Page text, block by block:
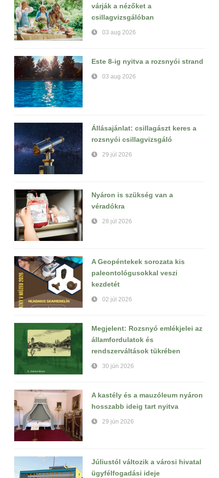
várják a nézőket a
csillagvizsgálóban
03 aug 2026
Este 8-ig nyitva a rozsnyói strand
03 aug 2026
Állásajánlat: csillagászt keres a
rozsnyói csillagvizsgáló
29 júl 2026
Nyáron is szükség van a
véradókra
28 júl 2026
A Geopéntekek sorozata kis
paleontológusokkal veszi
kezdetét
02 júl 2026
Megjelent: Rozsnyó emlékjelei az
államfordulatok és
rendszerváltások tükrében
30 jún 2026
A kastély és a mauzóleum nyáron
hosszabb ideig tart nyitva
29 jún 2026
Júliustól változik a városi hivatal
ügyfélfogadási ideje